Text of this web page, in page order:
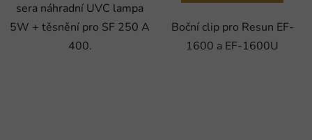
sera náhradní UVC lampa
5W + těsnění pro SF 250 A
400.
Boční clip pro Resun EF-
1600 a EF-1600U